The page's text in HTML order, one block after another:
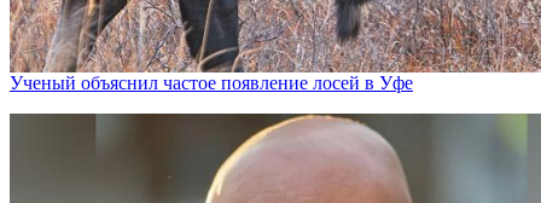
Ученый объяснил частое появление лосей в Уфе